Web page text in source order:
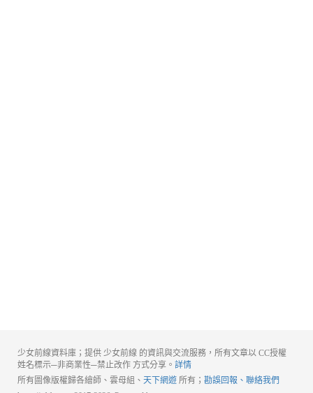
少女前線資料庫；提供 少女前線 的資訊與交流服務，所有文章以 CC授權
姓名標示─非商業性─禁止改作 方式分享。 詳情
所有圖像版權歸各繪師、雲母組、 天下網遊 所有； 勘誤回報、聯絡我們